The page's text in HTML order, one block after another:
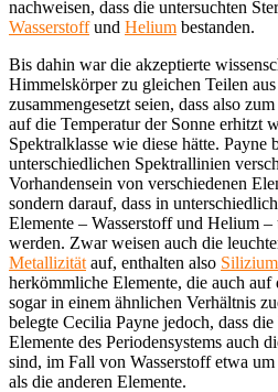
nachweisen, dass die untersuchten
Wasserstoffund Helium bestanden.
Bis dahin war die akzeptierte
Himmelskörper zu gleichen Teilen
zusammengesetzt seien, dass also
auf die Temperatur der Sonne erhitzt
Spektralklasse wie diese hätte. Payne
unterschiedlichen Spektrallinien
Vorhandensein von verschiedenen
sondern darauf, dass in
Elemente – Wasserstoff und Helium
werden. Zwar weisen auch die
Metallizität auf, enthalten also Silizium
herkömmliche Elemente, die auch
sogar in einem ähnlichen Verhältnis
belegte Cecilia Payne jedoch, dass
Elemente des Periodensystems auch
sind, im Fall von Wasserstoff etwa
als die anderen Elemente.